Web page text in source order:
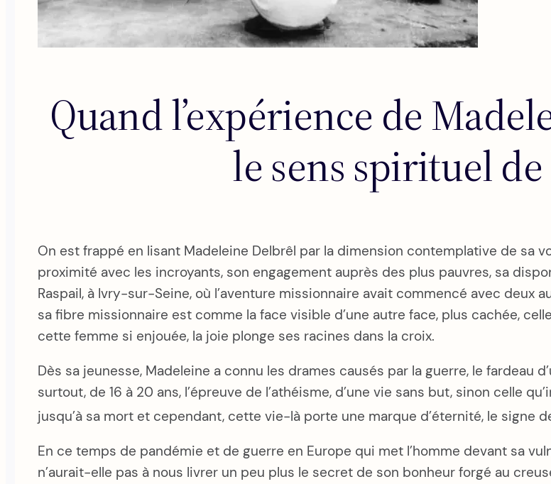
Quand l’expérience de
le sens spirituel
On est frappé en lisant Madeleine Delbrêl par la dimension contemplative de sa
proximité avec les incroyants, son engagement auprès des plus pauvres, sa
Raspail, à Ivry-sur-Seine, où l’aventure missionnaire avait commencé avec deux
sa fibre missionnaire est comme la face visible d’une autre face, plus cachée,
cette femme si enjouée, la joie plonge ses racines dans la croix.
Dès sa jeunesse, Madeleine a connu les drames causés par la guerre, le fardeau
surtout, de 16 à 20 ans, l’épreuve de l’athéisme, d’une vie sans but, sinon celle
jusqu’à sa mort et cependant, cette vie-là porte une marque d’éternité, le signe
En ce temps de pandémie et de guerre en Europe qui met l’homme devant sa
n’aurait-elle pas à nous livrer un peu plus le secret de son bonheur forgé au